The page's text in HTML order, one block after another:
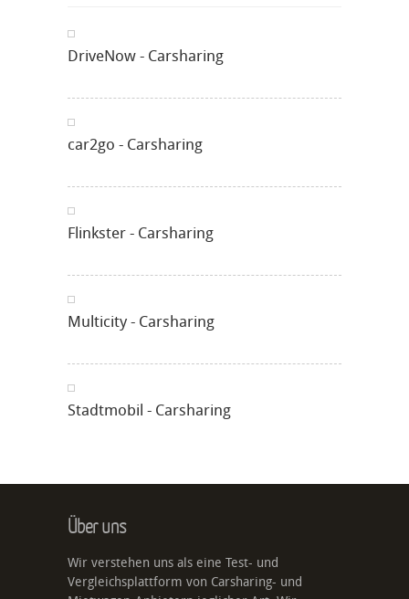
DriveNow - Carsharing
car2go - Carsharing
Flinkster - Carsharing
Multicity - Carsharing
Stadtmobil - Carsharing
Über uns
Wir verstehen uns als eine Test- und
Vergleichsplattform von Carsharing- und